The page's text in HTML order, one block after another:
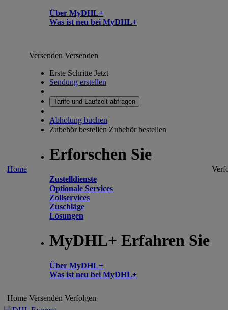
Über MyDHL+
Was ist neu bei MyDHL+
Home
Versenden Versenden
Erste Schritte Jetzt
Sendung erstellen
Tarife und Laufzeit abfragen
Abholung buchen
Zubehör bestellen Zubehör bestellen
Erforschen Sie
Zustelldienste
Optionale Services
Zollservices
Zuschläge
Lösungen
MyDHL+ Erfahren Sie
Über MyDHL+
Was ist neu bei MyDHL+
Home Versenden Verfolgen